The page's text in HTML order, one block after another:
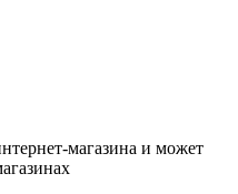
магазина и может